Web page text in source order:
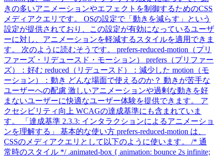
きの多いアニメーションやエフェクトを制御するためのCSS
メディアクエリです。 OSの設定で「動きを減らす」という
設定が提供されており、この設定が有効になっているユーザ
ーに対し、アニメーションを軽減するスタイルを適用できま
す。 次のように読むそうです。 prefers-reduced-motion（プリ
ファーズ・リデュースド・モーション） prefers（プリファー
ズ）：好む reduced（リデュースド）：減少した motion（モ
ーション）：動き どんな場面で使えるのか？ 動きが苦手な
ユーザーへの配慮 激しいアニメーションや過剰な動きを好
まないユーザーに快適なユーザー体験を提供できます。 ア
クセシビリティ向上 WCAGの達成基準にも含まれていま
す。 「達成基準 2.3.3: インタラクションによるアニメーショ
ンを理解する」 基本的な使い方 prefers-reduced-motion は、
CSSのメディアクエリとして以下のように使います。 /* 通
常時のスタイル */ .animated-box { animation: bounce 2s infinite;